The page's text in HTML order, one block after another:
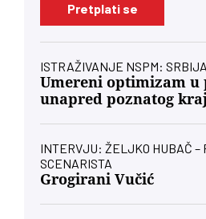
Pretplati se
ISTRAŽIVANJE NSPM:
Umereni optimizam u
unapred poznatog
INTERVJU: ŽELJKO HUBAČ –
SCENARISTA
Grogirani Vučić